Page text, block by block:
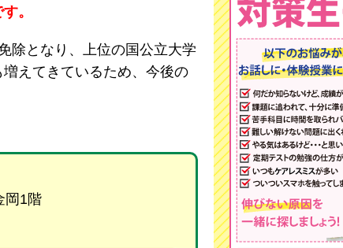
。
除となり、上位の国公立大学
えてきているため、今後の
岡1階